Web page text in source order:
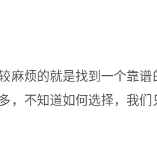
烦的就是找到一个靠谱
，不知道如何选择，我